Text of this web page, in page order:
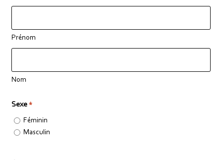
Prénom
Nom
Sexe *
Féminin
Masculin